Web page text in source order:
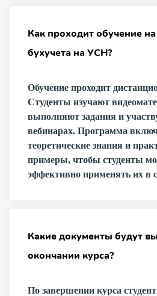
Как проходит обучение
бухучета на УСН?
Обучение проходит
Студенты изучают
выполняют задания и
вебинарах. Программа
теоретические знания и
примеры, чтобы студенты
эффективно применять их в
Какие документы будут
окончании курса?
По завершении курса